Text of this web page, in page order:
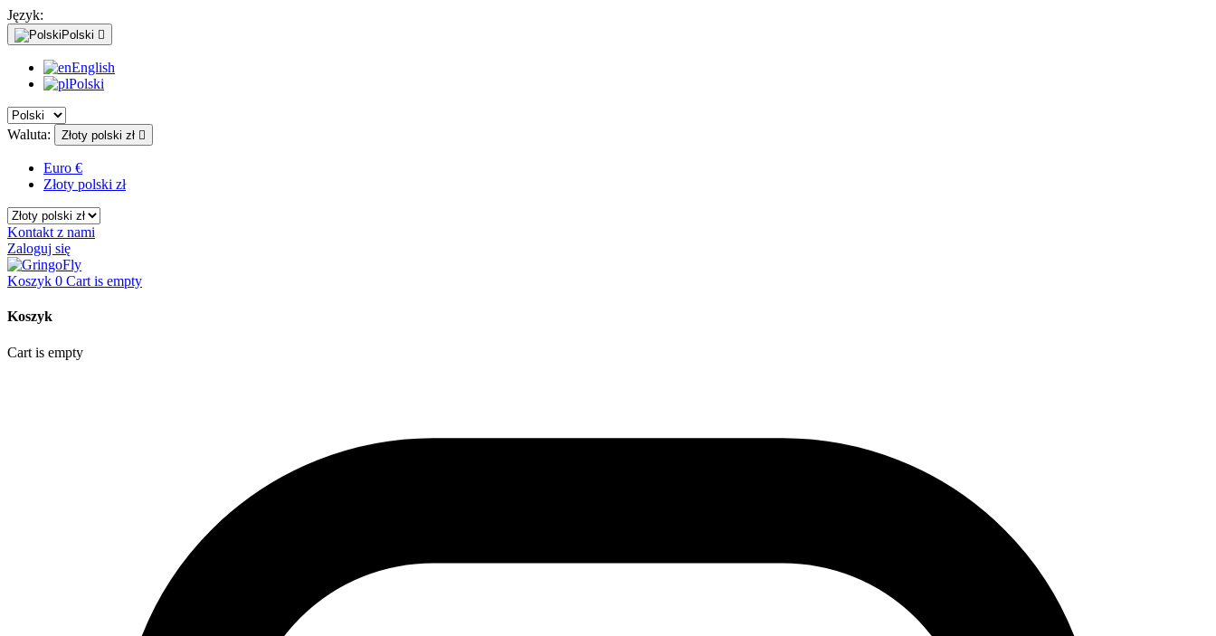
Język:
Polski 
English
Polski
Waluta: Złoty polski zł 
Euro €
Złoty polski zł
Kontakt z nami
Zaloguj się
Koszyk 0 Cart is empty
Koszyk
Cart is empty